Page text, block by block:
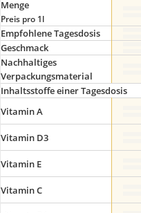
Menge
Preis pro 1l
Empfohlene Tagesdosis
Geschmack
Nachhaltiges
Verpackungsmaterial
Inhaltsstoffe einer Tagesdosis
Vitamin A
Vitamin D3
Vitamin E
Vitamin C